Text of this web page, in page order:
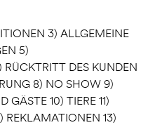
3) ALLGEMEINE
5)
DES KUNDEN
8) NO SHOW 9)
GÄSTE 10) TIERE 11)
REKLAMATIONEN 13)